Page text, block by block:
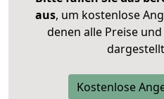
aus, um kostenlose
denen alle Preise
Kostenlose